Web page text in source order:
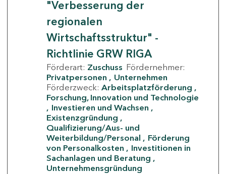
"Verbesserung der
regionalen
Wirtschaftsstruktur" -
Richtlinie GRW RIGA
Förderart: Zuschuss Fördernehmer:
Privatpersonen
Unternehmen
Förderzweck: Arbeitsplatzförderung
Forschung, Innovation und Technologie
Investieren und Wachsen
Existenzgründung
Qualifizierung/Aus- und
Weiterbildung/Personal
Förderung
von Personalkosten
Investitionen in
Sachanlagen und Beratung
Unternehmensgründung